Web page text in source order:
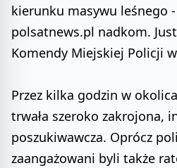
kierunku masywu leśnego -
polsatnews.pl nadkom.
Komendy Miejskiej Policji
Przez kilka godzin w
trwała szeroko zakrojona,
poszukiwawcza. Oprócz
zaangażowani byli także